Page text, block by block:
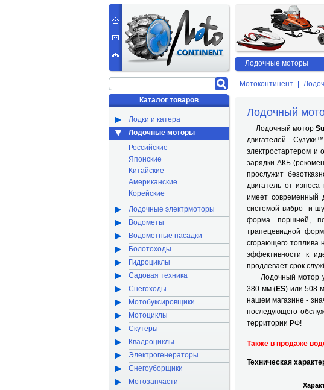
Мотоконтинент
Лодочный
Лодочный мотор
двигателей
электростартером и
зарядки АКБ
прослужит
двигатель от
имеет современный
системой вибро- и
форма поршней,
трапецевидной
сгорающего топлива
эффективности к
продлевает срок
Лодочный мотор
380 мм (ES) или 508
нашем магазине -
последующего
территории РФ!
Также в продаже
Техническая
Каталог товаров
Лодки и катера
Лодочные моторы
Российские
Японские
Китайские
Американские
Корейские
Лодочные электрмоторы
Водометы
Водометные насадки
Болотоходы
Гидроциклы
Садовая техника
Снегоходы
Мотобуксировщики
Мотоциклы
Скутеры
Квадроциклы
Электрогенераторы
Снегоуборщики
Мотозапчасти
Лодочные моторы